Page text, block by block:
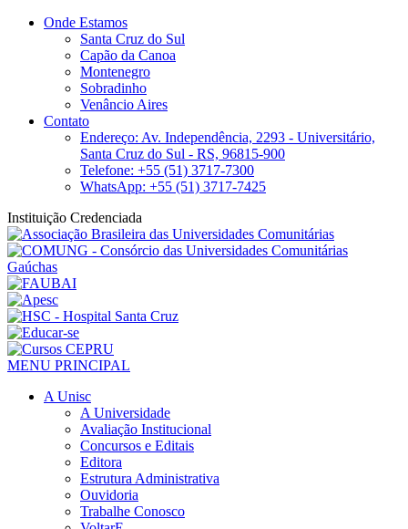
Onde Estamos
Santa Cruz do Sul
Capão da Canoa
Montenegro
Sobradinho
Venâncio Aires
Contato
Endereço: Av. Independência, 2293 - Universitário,
Santa Cruz do Sul - RS, 96815-900
Telefone: +55 (51) 3717-7300
WhatsApp: +55 (51) 3717-7425
Instituição Credenciada
MENU PRINCIPAL
A Unisc
A Universidade
Avaliação Institucional
Concursos e Editais
Editora
Estrutura Administrativa
Ouvidoria
Trabalhe Conosco